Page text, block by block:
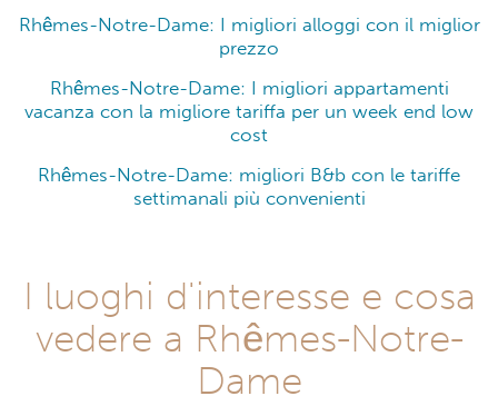
Rhêmes-Notre-Dame: I migliori alloggi con il miglior
prezzo
Rhêmes-Notre-Dame: I migliori appartamenti
vacanza con la migliore tariffa per un week end low
cost
Rhêmes-Notre-Dame: migliori B&b con le tariffe
settimanali più convenienti
I luoghi d'interesse e cosa
vedere a Rhêmes-Notre-
Dame